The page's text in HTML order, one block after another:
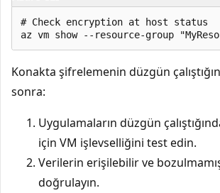
# Check encryption at host status
Konakta şifrelemenin düzgün
sonra:
Uygulamaların düzgün
için VM işlevselliğini test edin.
Verilerin erişilebilir ve
doğrulayın.